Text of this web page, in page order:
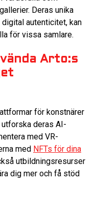
Deras unika
autenticitet, kan
för vissa samlare.
Arto:s
för konstnärer
utforska deras AI-
med VR-
med NFTs för dina
utbildningsresurser
dig mer och få stöd